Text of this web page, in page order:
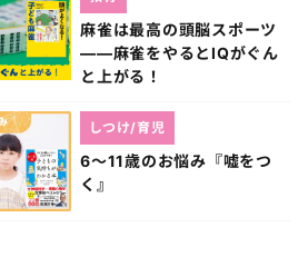
麻雀は最高の頭脳スポーツ
――麻雀をやるとIQがぐん
と上がる！
6～11歳のお悩み『嘘をつ
く』
しつけ/育児